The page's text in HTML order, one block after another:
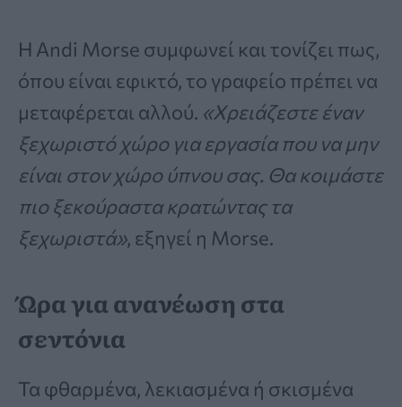
Η Andi Morse συμφωνεί και τονίζει πως,
όπου είναι εφικτό, το γραφείο πρέπει να
μεταφέρεται αλλού. «Χρειάζεστε έναν
ξεχωριστό χώρο για εργασία που να μην
είναι στον χώρο ύπνου σας. Θα κοιμάστε
πιο ξεκούραστα κρατώντας τα
ξεχωριστά», εξηγεί η Morse.
Ώρα για ανανέωση στα
σεντόνια
Τα φθαρμένα, λεκιασμένα ή σκισμένα